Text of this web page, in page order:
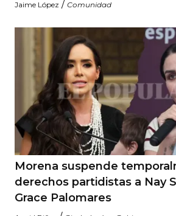
Jaime López / Comunidad
Morena suspende
derechos partidistas a Nay
Grace Palomares